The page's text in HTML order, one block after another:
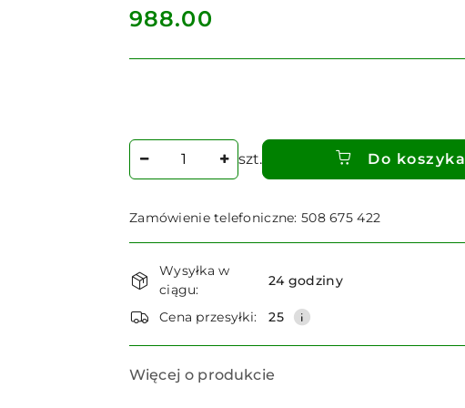
cena:
988.00
Ilość
szt. Do koszyka
Zamówienie telefoniczne: 508 675 422
Dostępność
i
dostawa
Wysyłka w
ciągu:
24 godziny
Cena przesyłki: 25
Więcej o produkcie